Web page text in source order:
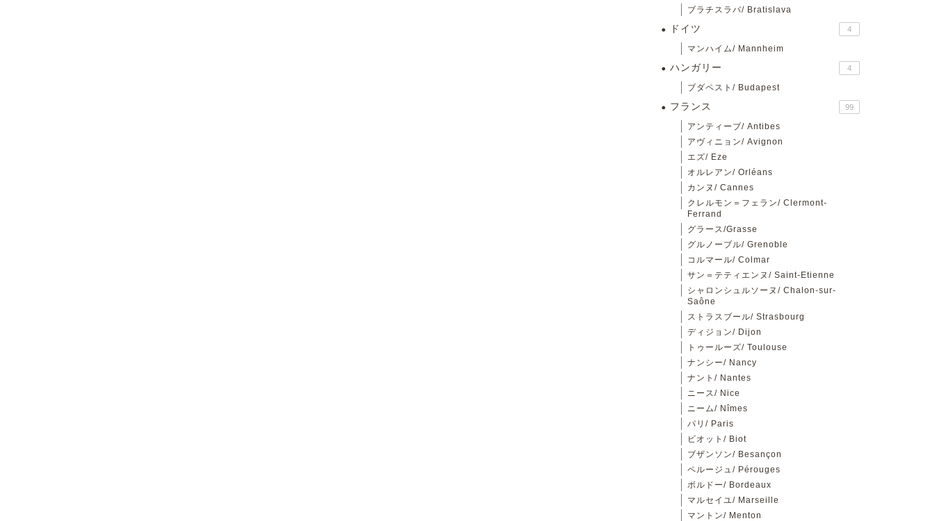
ブラチスラバ/ Bratislava
ドイツ 4
マンハイム/ Mannheim
ハンガリー 4
ブダペスト/ Budapest
フランス 99
アンティーブ/ Antibes
アヴィニョン/ Avignon
エズ/ Eze
オルレアン/ Orléans
カンヌ/ Cannes
クレルモン＝フェラン/ Clermont-
Ferrand
グラース/Grasse
グルノーブル/ Grenoble
コルマール/ Colmar
サン＝テティエンヌ/ Saint-Etienne
シャロンシュルソーヌ/ Chalon-sur-
Saône
ストラスブール/ Strasbourg
ディジョン/ Dijon
トゥールーズ/ Toulouse
ナンシー/ Nancy
ナント/ Nantes
ニース/ Nice
ニーム/ Nîmes
パリ/ Paris
ビオット/ Biot
ブザンソン/ Besançon
ペルージュ/ Pérouges
ボルドー/ Bordeaux
マルセイユ/ Marseille
マントン/ Menton